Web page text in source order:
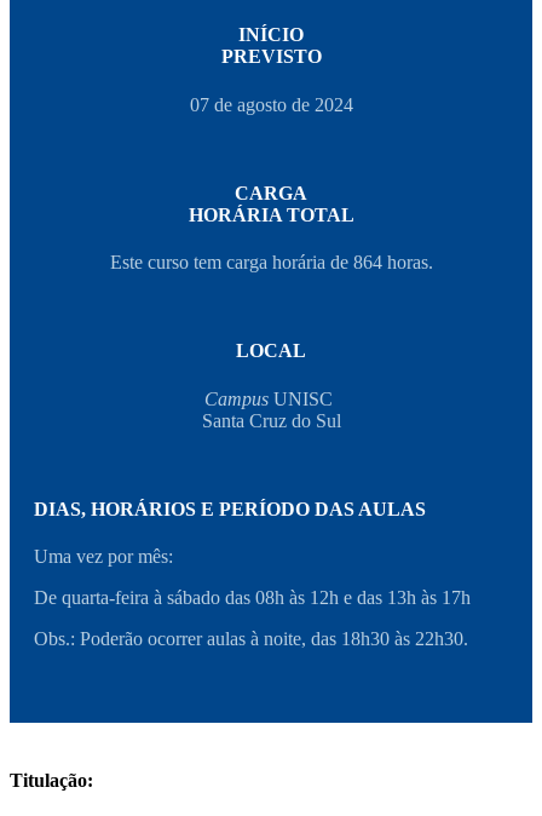
INÍCIO
PREVISTO
07 de agosto de 2024
CARGA
HORÁRIA TOTAL
Este curso tem carga horária de 864 horas.
LOCAL
Campus UNISC
Santa Cruz do Sul
DIAS, HORÁRIOS E PERÍODO DAS AULAS
Uma vez por mês:
De quarta-feira à sábado das 08h às 12h e das 13h às 17h
Obs.: Poderão ocorrer aulas à noite, das 18h30 às 22h30.
Titulação: